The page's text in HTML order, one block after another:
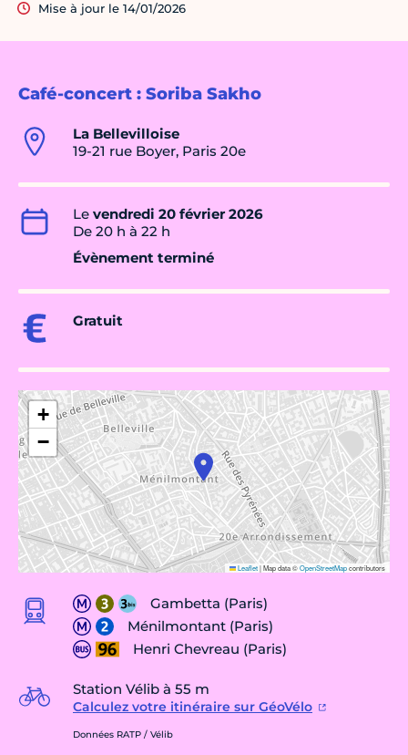
Café-concert : Soriba Sakho
La Bellevilloise
19-21 rue Boyer, Paris 20e
Le vendredi 20 février 2026
De 20 h à 22 h
Évènement terminé
Gratuit
+
−
Leaflet|Map data ©OpenStreetMapcontributors
Gambetta (Paris)
Ménilmontant (Paris)
Henri Chevreau (Paris)
Station Vélib à 55 m
Calculez votre itinéraire sur GéoVélo
Données RATP / Vélib
Mise à jour le 14/01/2026